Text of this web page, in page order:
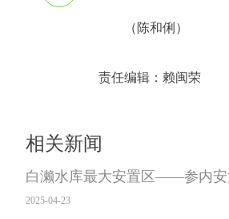
（陈和俐）
责任编辑： 赖闽荣
相关新闻
白濑水库最大安置区——参内安
2025-04-23